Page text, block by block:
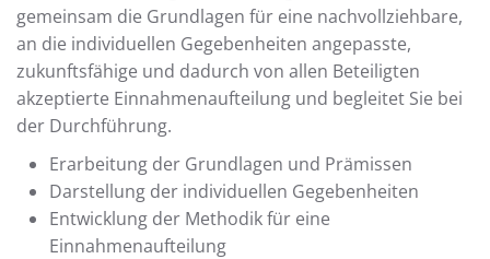
gemeinsam die Grundlagen für eine nachvollziehbare,
an die individuellen Gegebenheiten angepasste,
zukunftsfähige und dadurch von allen Beteiligten
akzeptierte Einnahmenaufteilung und begleitet Sie bei
der Durchführung.
Erarbeitung der Grundlagen und Prämissen
Darstellung der individuellen Gegebenheiten
Entwicklung der Methodik für eine
Einnahmenaufteilung